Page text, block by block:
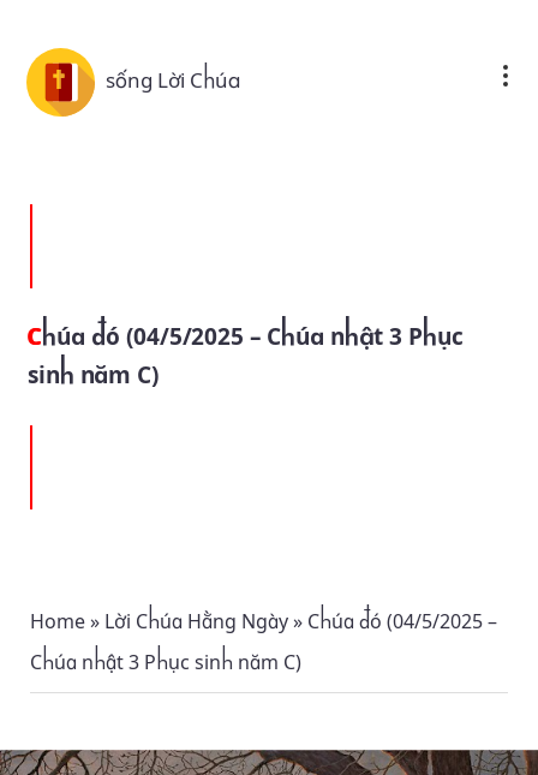
sống Lời Chúa
Chúa đó (04/5/2025 – Chúa nhật 3 Phục
sinh năm C)
Home» Lời Chúa Hằng Ngày» Chúa đó (04/5/2025 –
Chúa nhật 3 Phục sinh năm C)